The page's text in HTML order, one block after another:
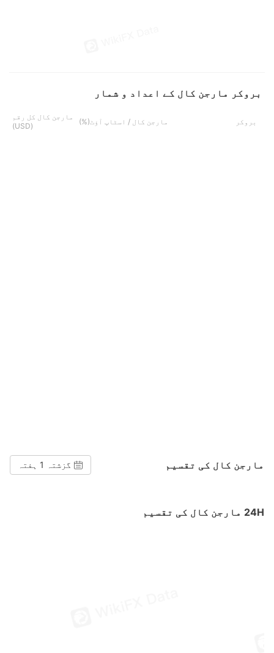
بروکر مارجن کال کے اعداد و شمار
بروکر مارجن کال / اسٹاپ آؤٹ(%)
مارجن کال کل رقم
(USD)
مارجن کال کی تقسیم گزشتہ 1 ہفتہ
24H مارجن کال کی تقسیم